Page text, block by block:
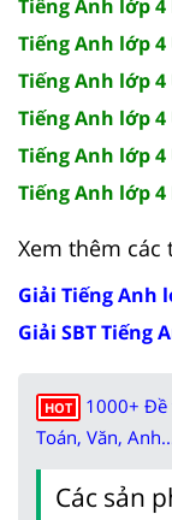
Tiếng Anh lớp
Tiếng Anh lớp
Tiếng Anh lớp
Tiếng Anh lớp
Tiếng Anh lớp
Tiếng Anh lớp
Xem thêm các
Giải Tiếng Anh
Giải SBT Tiếng
HOT
1000+
Toán, Văn,
Các sản